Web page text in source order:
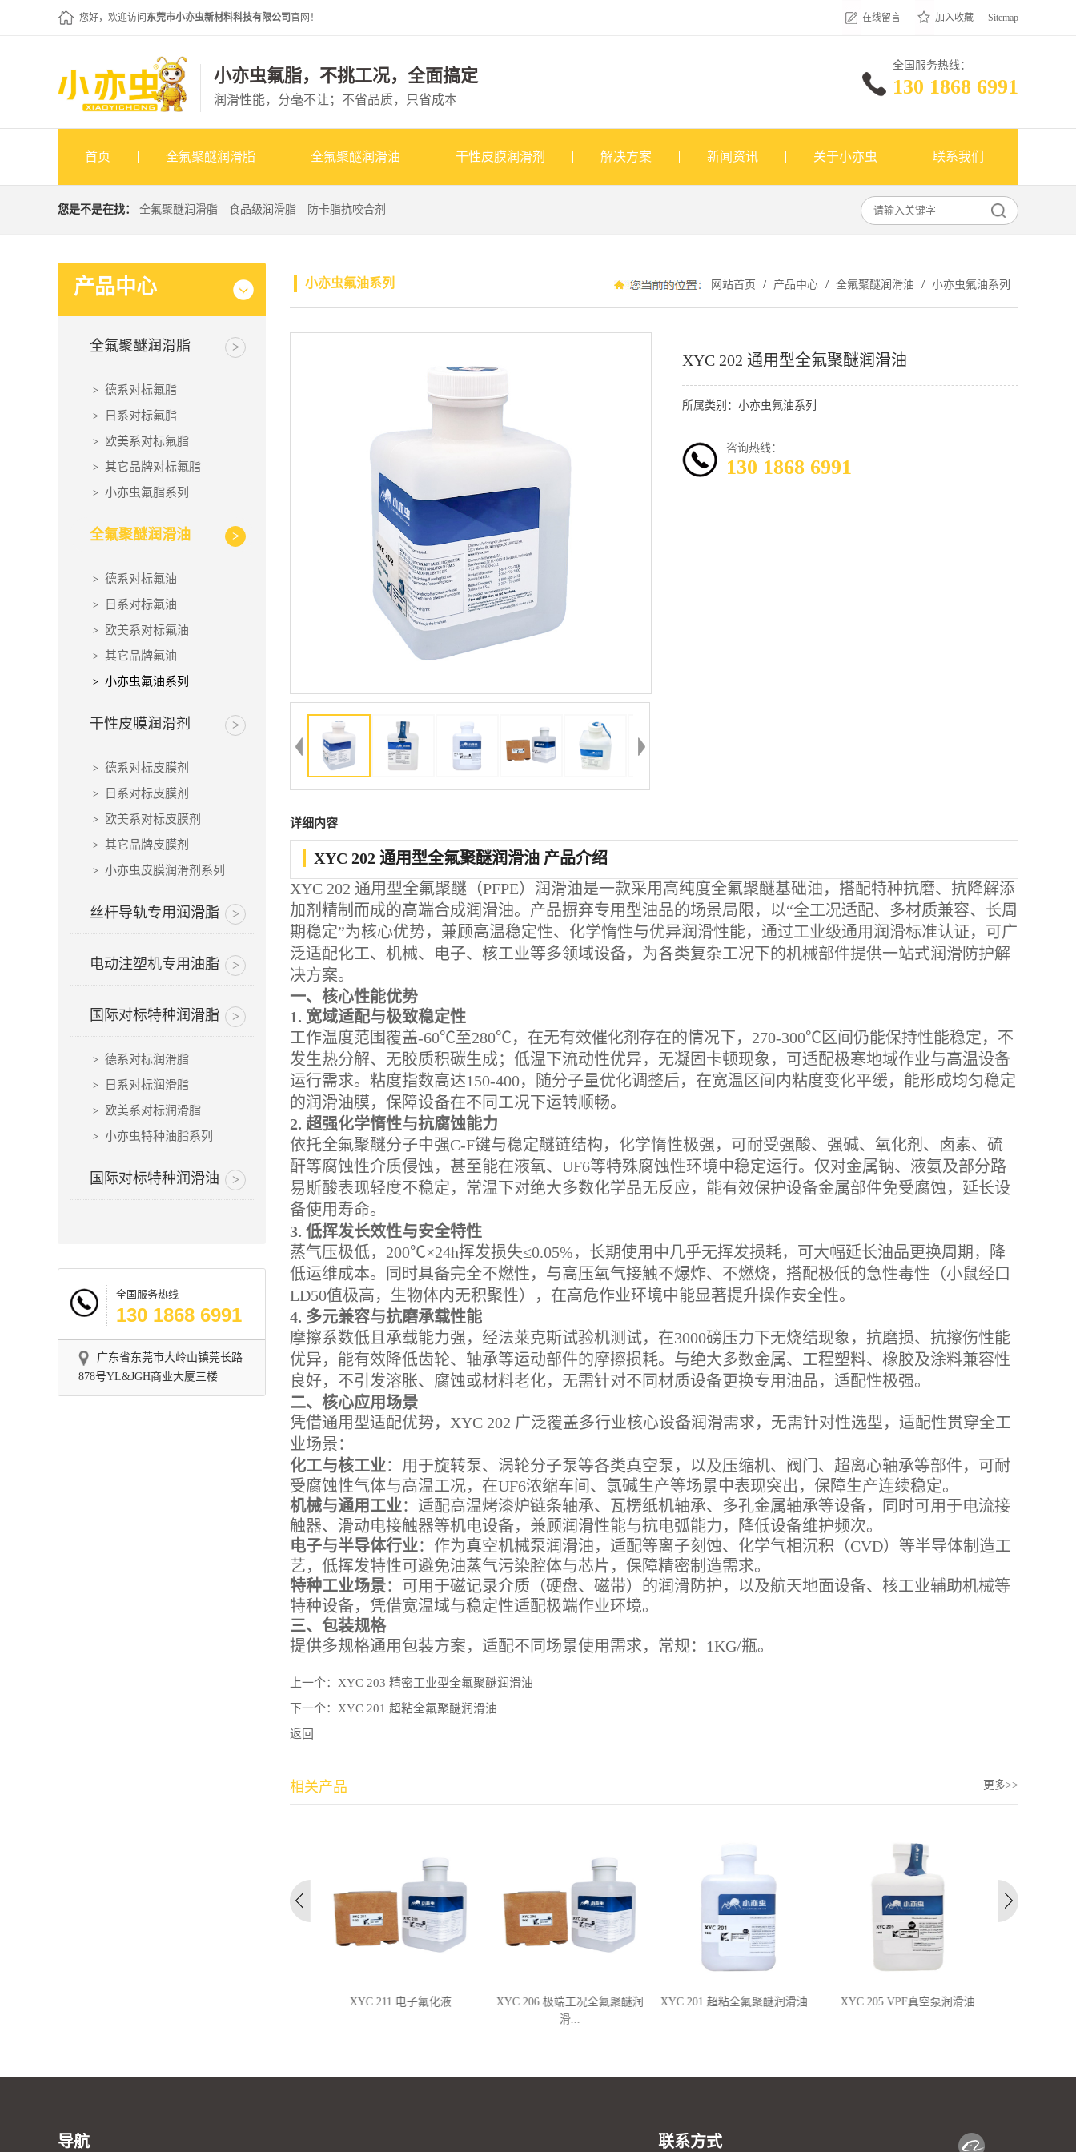
在线留言 加入收藏 Sitemap
您好，欢迎访问 东莞市小亦虫新材料科技有限公司 官网！
小亦虫氟脂，不挑工况，全面搞定
润滑性能，分毫不让；不省品质，只省成本
全国服务热线：
130 1868 6991
首页 全氟聚醚润滑脂 全氟聚醚润滑油 干性皮膜润滑剂 解决方案 新闻资讯 关于小亦虫 联系我们
您是不是在找： 全氟聚醚润滑脂 食品级润滑脂 防卡脂抗咬合剂
产品中心
全氟聚醚润滑脂
德系对标氟脂
日系对标氟脂
欧美系对标氟脂
其它品牌对标氟脂
小亦虫氟脂系列
全氟聚醚润滑油
德系对标氟油
日系对标氟油
欧美系对标氟油
其它品牌氟油
小亦虫氟油系列
干性皮膜润滑剂
德系对标皮膜剂
日系对标皮膜剂
欧美系对标皮膜剂
其它品牌皮膜剂
小亦虫皮膜润滑剂系列
丝杆导轨专用润滑脂
电动注塑机专用油脂
国际对标特种润滑脂
德系对标润滑脂
日系对标润滑脂
欧美系对标润滑脂
小亦虫特种油脂系列
国际对标特种润滑油
全国服务热线
130 1868 6991
广东省东莞市大岭山镇莞长路
878号YL&JGH商业大厦三楼
小亦虫氟油系列 网站首页 / 产品中心 / 全氟聚醚润滑油 / 小亦虫氟油系列
XYC 202 通用型全氟聚醚润滑油
所属类别：小亦虫氟油系列
咨询热线：
130 1868 6991
详细内容
XYC 202 通用型全氟聚醚润滑油 产品介绍
XYC 202 通用型全氟聚醚（PFPE）润滑油是一款采用高纯度全氟聚醚基础油，搭配特种抗磨、抗降解添
加剂精制而成的高端合成润滑油。产品摒弃专用型油品的场景局限，以“全工况适配、多材质兼容、长周
期稳定”为核心优势，兼顾高温稳定性、化学惰性与优异润滑性能，通过工业级通用润滑标准认证，可广
泛适配化工、机械、电子、核工业等多领域设备，为各类复杂工况下的机械部件提供一站式润滑防护解
决方案。
一、核心性能优势
1. 宽域适配与极致稳定性
工作温度范围覆盖-60℃至280℃，在无有效催化剂存在的情况下，270-300℃区间仍能保持性能稳定，不
发生热分解、无胶质积碳生成；低温下流动性优异，无凝固卡顿现象，可适配极寒地域作业与高温设备
运行需求。粘度指数高达150-400，随分子量优化调整后，在宽温区间内粘度变化平缓，能形成均匀稳定
的润滑油膜，保障设备在不同工况下运转顺畅。
2. 超强化学惰性与抗腐蚀能力
依托全氟聚醚分子中强C-F键与稳定醚链结构，化学惰性极强，可耐受强酸、强碱、氧化剂、卤素、硫
酐等腐蚀性介质侵蚀，甚至能在液氧、UF6等特殊腐蚀性环境中稳定运行。仅对金属钠、液氨及部分路
易斯酸表现轻度不稳定，常温下对绝大多数化学品无反应，能有效保护设备金属部件免受腐蚀，延长设
备使用寿命。
3. 低挥发长效性与安全特性
蒸气压极低，200℃×24h挥发损失≤0.05%，长期使用中几乎无挥发损耗，可大幅延长油品更换周期，降
低运维成本。同时具备完全不燃性，与高压氧气接触不爆炸、不燃烧，搭配极低的急性毒性（小鼠经口
LD50值极高，生物体内无积聚性），在高危作业环境中能显著提升操作安全性。
4. 多元兼容与抗磨承载性能
摩擦系数低且承载能力强，经法莱克斯试验机测试，在3000磅压力下无烧结现象，抗磨损、抗擦伤性能
优异，能有效降低齿轮、轴承等运动部件的摩擦损耗。与绝大多数金属、工程塑料、橡胶及涂料兼容性
良好，不引发溶胀、腐蚀或材料老化，无需针对不同材质设备更换专用油品，适配性极强。
二、核心应用场景
凭借通用型适配优势，XYC 202 广泛覆盖多行业核心设备润滑需求，无需针对性选型，适配性贯穿全工
业场景：
化工与核工业：用于旋转泵、涡轮分子泵等各类真空泵，以及压缩机、阀门、超离心轴承等部件，可耐
受腐蚀性气体与高温工况，在UF6浓缩车间、氯碱生产等场景中表现突出，保障生产连续稳定。
机械与通用工业：适配高温烤漆炉链条轴承、瓦楞纸机轴承、多孔金属轴承等设备，同时可用于电流接
触器、滑动电接触器等机电设备，兼顾润滑性能与抗电弧能力，降低设备维护频次。
电子与半导体行业：作为真空机械泵润滑油，适配等离子刻蚀、化学气相沉积（CVD）等半导体制造工
艺，低挥发特性可避免油蒸气污染腔体与芯片，保障精密制造需求。
特种工业场景：可用于磁记录介质（硬盘、磁带）的润滑防护，以及航天地面设备、核工业辅助机械等
特种设备，凭借宽温域与稳定性适配极端作业环境。
三、包装规格
提供多规格通用包装方案，适配不同场景使用需求，常规：1KG/瓶。
上一个： XYC 203 精密工业型全氟聚醚润滑油
下一个： XYC 201 超粘全氟聚醚润滑油
返回
相关产品 更多>>
XYC 211 电子氟化液
XYC 206 极端工况全氟聚醚润
滑...
XYC 201 超粘全氟聚醚润滑油... XYC 205 VPF真空泵润滑油
导航 联系方式